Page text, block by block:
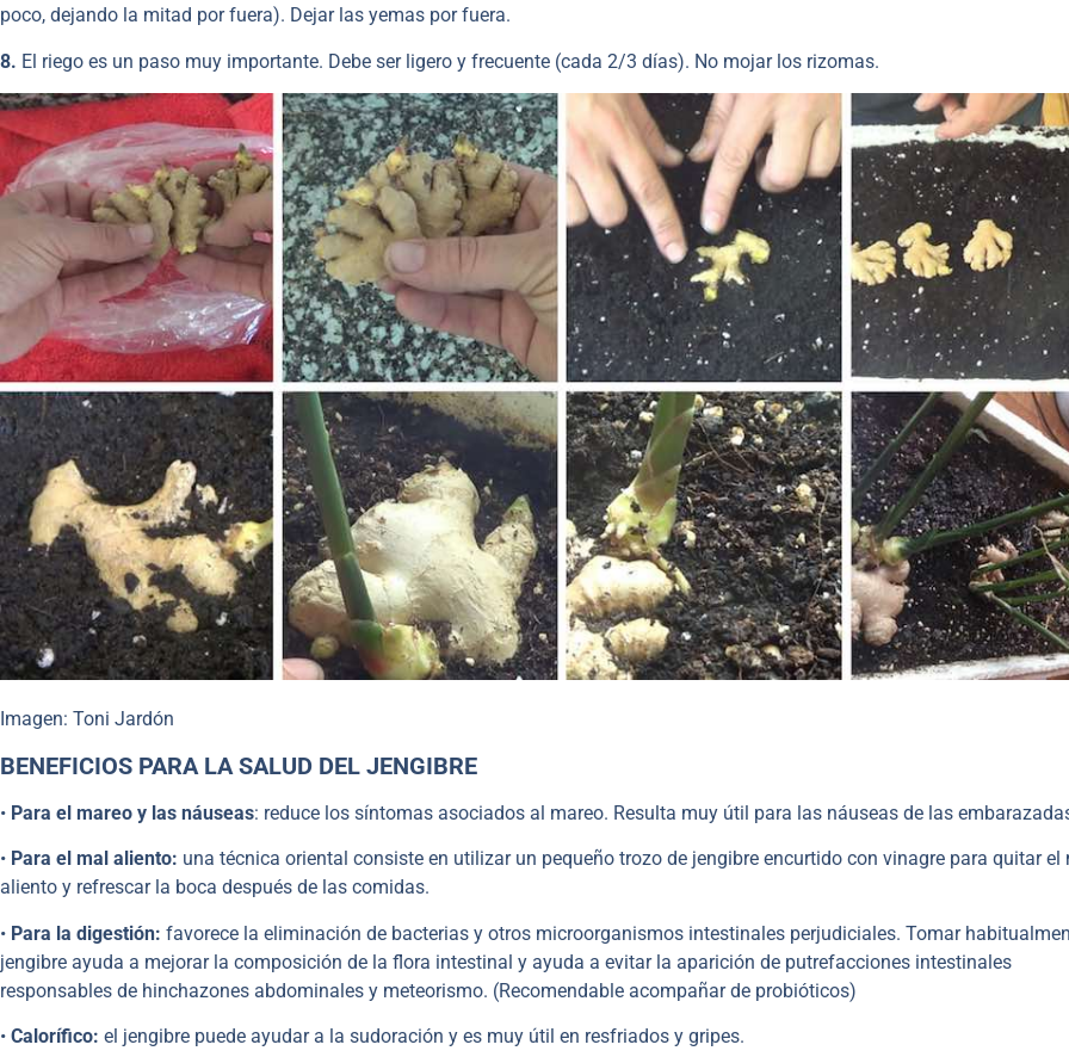
poco, dejando la mitad por fuera). Dejar las yemas por fuera.
8. El riego es un paso muy importante. Debe ser ligero y frecuente (cada 2/3 días). No mojar los rizomas.
Imagen: Toni Jardón
BENEFICIOS PARA LA SALUD DEL JENGIBRE
• Para el mareo y las náuseas: reduce los síntomas asociados al mareo. Resulta muy útil para las náuseas de las
• Para el mal aliento: una técnica oriental consiste en utilizar un pequeño trozo de jengibre encurtido con vinagre para quitar el
aliento y refrescar la boca después de las comidas.
• Para la digestión: favorece la eliminación de bacterias y otros microorganismos intestinales perjudiciales. Tomar
jengibre ayuda a mejorar la composición de la flora intestinal y ayuda a evitar la aparición de putrefacciones intestinales
responsables de hinchazones abdominales y meteorismo. (Recomendable acompañar de probióticos)
• Calorífico: el jengibre puede ayudar a la sudoración y es muy útil en resfriados y gripes.